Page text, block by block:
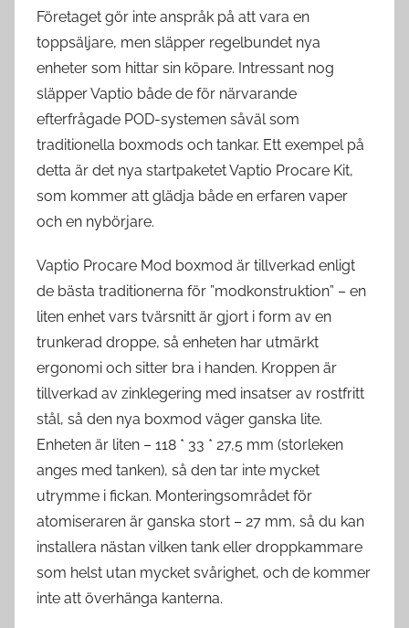
Företaget gör inte anspråk på att vara en
toppsäljare, men släpper regelbundet nya
enheter som hittar sin köpare. Intressant nog
släpper Vaptio både de för närvarande
efterfrågade POD-systemen såväl som
traditionella boxmods och tankar. Ett exempel på
detta är det nya startpaketet Vaptio Procare Kit,
som kommer att glädja både en erfaren vaper
och en nybörjare.
Vaptio Procare Mod boxmod är tillverkad enligt
de bästa traditionerna för ”modkonstruktion” – en
liten enhet vars tvärsnitt är gjort i form av en
trunkerad droppe, så enheten har utmärkt
ergonomi och sitter bra i handen. Kroppen är
tillverkad av zinklegering med insatser av rostfritt
stål, så den nya boxmod väger ganska lite.
Enheten är liten – 118 * 33 * 27,5 mm (storleken
anges med tanken), så den tar inte mycket
utrymme i fickan. Monteringsområdet för
atomiseraren är ganska stort – 27 mm, så du kan
installera nästan vilken tank eller droppkammare
som helst utan mycket svårighet, och de kommer
inte att överhänga kanterna.